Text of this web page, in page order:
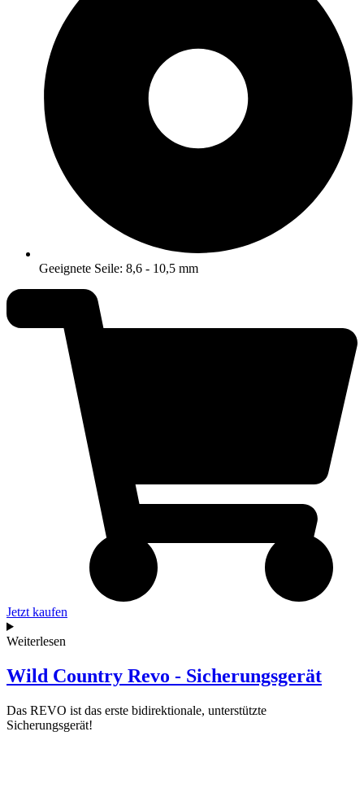
Geeignete Seile: 8,6 - 10,5 mm
Jetzt kaufen
Weiterlesen
Wild Country Revo - Sicherungsgerät
Das REVO ist das erste bidirektionale, unterstützte
Sicherungsgerät!